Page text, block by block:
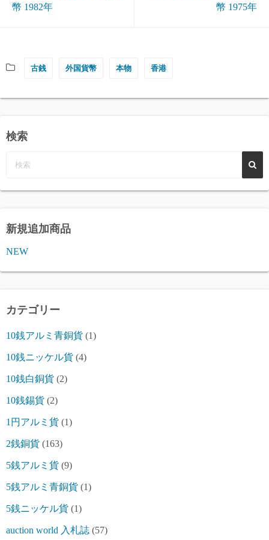
幣 1982年
幣 1975年
古銭 外国貨幣 本物 香港
検索
新規追加商品
NEW
カテゴリー
10銭アルミ青銅貨 (1)
10銭ニッケル貨 (4)
10銭白銅貨 (2)
10銭錫貨 (2)
1円アルミ貨 (1)
2銭銅貨 (163)
5銭アルミ貨 (9)
5銭アルミ青銅貨 (1)
5銭ニッケル貨 (1)
auction world 入札誌 (57)